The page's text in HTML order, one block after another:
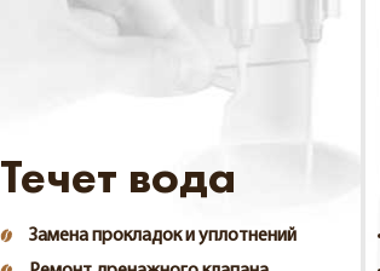
Течет вода
Замена прокладок и уплотнений